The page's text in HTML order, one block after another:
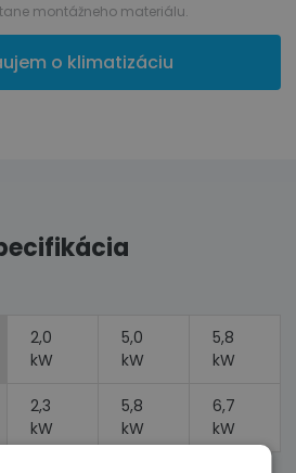
montážneho materiálu.
o klimatizáciu
2,0
kW
5,0
kW
5,8
kW
2,3
kW
5,8
kW
6,7
kW